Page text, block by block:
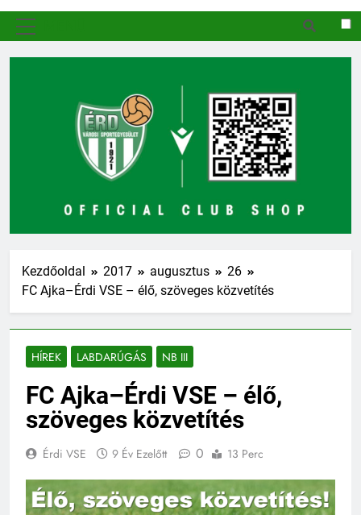
Kezdőoldal 2017 augusztus
26
FC Ajka–Érdi VSE – élő, szöveges közvetítés
HÍREK LABDARÚGÁS NB III
FC Ajka–Érdi VSE – élő,
szöveges közvetítés
Érdi VSE 9 Év Ezelőtt 0 13 Perc